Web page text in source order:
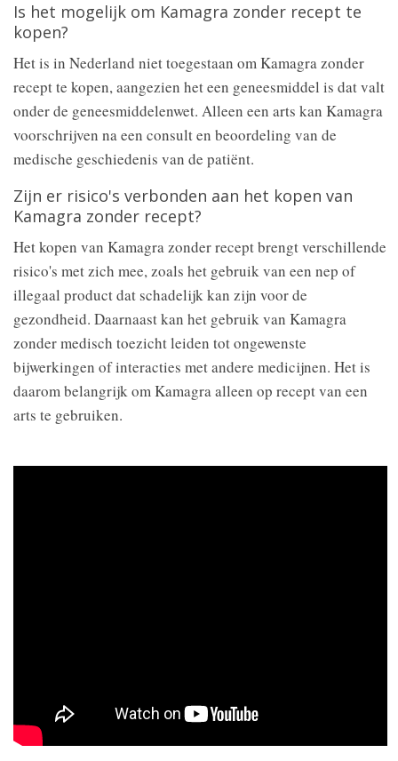
Is het mogelijk om Kamagra zonder recept te
kopen?
Het is in Nederland niet toegestaan om Kamagra zonder
recept te kopen, aangezien het een geneesmiddel is dat valt
onder de geneesmiddelenwet. Alleen een arts kan Kamagra
voorschrijven na een consult en beoordeling van de
medische geschiedenis van de patiënt.
Zijn er risico's verbonden aan het kopen van
Kamagra zonder recept?
Het kopen van Kamagra zonder recept brengt verschillende
risico's met zich mee, zoals het gebruik van een nep of
illegaal product dat schadelijk kan zijn voor de
gezondheid. Daarnaast kan het gebruik van Kamagra
zonder medisch toezicht leiden tot ongewenste
bijwerkingen of interacties met andere medicijnen. Het is
daarom belangrijk om Kamagra alleen op recept van een
arts te gebruiken.